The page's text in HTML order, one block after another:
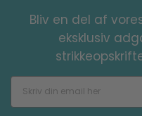
Bliv en del af
eksklusiv